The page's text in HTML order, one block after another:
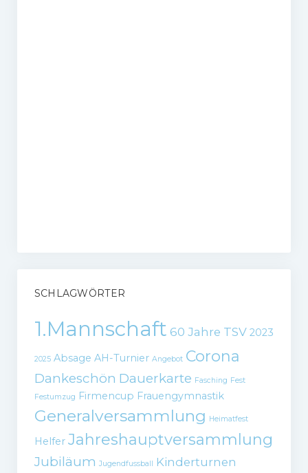
SCHLAGWÖRTER
1.Mannschaft 60 Jahre TSV 2023
2025 Absage AH-Turnier Angebot Corona
Dankeschön Dauerkarte Fasching Fest
Festumzug
Firmencup Frauengymnastik
Generalversammlung Heimatfest
Helfer Jahreshauptversammlung
Jubiläum Jugendfussball
Kinderturnen